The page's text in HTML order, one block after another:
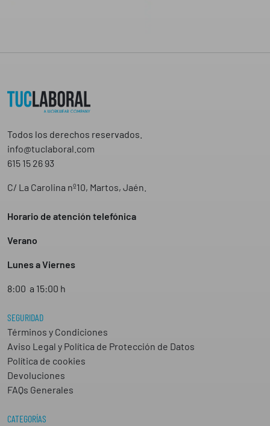
Todos los derechos reservados.
info@tuclaboral.com
615 15 26 93
C/ La Carolina nº10, Martos, Jaén.
Horario de atención telefónica
Verano
Lunes a Viernes
8:00 a 15:00 h
SEGURIDAD
Términos y Condiciones
Aviso Legal y Política de Protección de Datos
Política de cookies
Devoluciones
FAQs Generales
CATEGORÍAS